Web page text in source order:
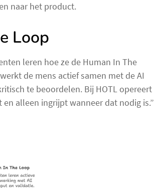
naar het product.
Loop
leren hoe ze de Human In The
de mens actief samen met de AI
te beoordelen. Bij HOTL opereert
alleen ingrijpt wanneer dat nodig is.”